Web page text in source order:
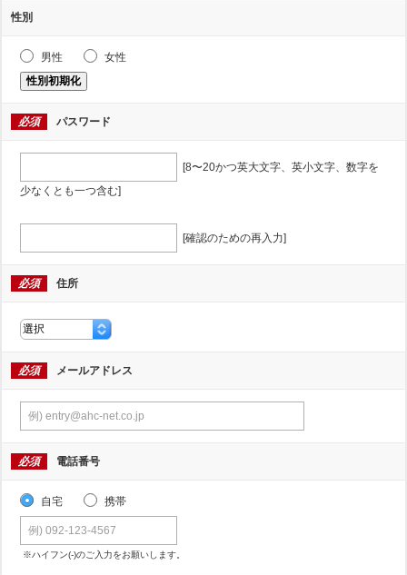
性別
男性
女性
性別初期化
必須 パスワード
[8〜20かつ英大文字、英小文字、数字を
少なくとも一つ含む]
[確認のための再入力]
必須 住所
必須 メールアドレス
必須 電話番号
自宅 携帯
※ハイフン(-)のご入力をお願いします。